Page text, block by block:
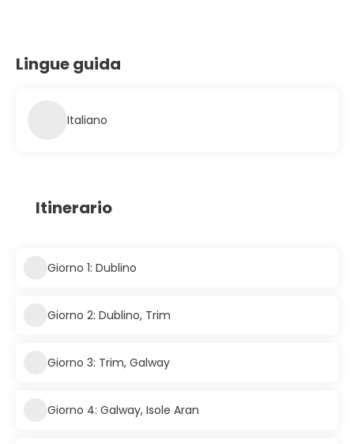
Lingue guida
Italiano
Itinerario
Giorno 1: Dublino
Giorno 2: Dublino, Trim
Giorno 3: Trim, Galway
Giorno 4: Galway, Isole Aran